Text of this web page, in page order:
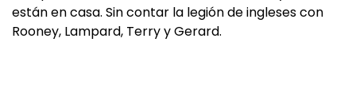
están en casa. Sin contar la legión de ingleses con
Rooney, Lampard, Terry y Gerard.